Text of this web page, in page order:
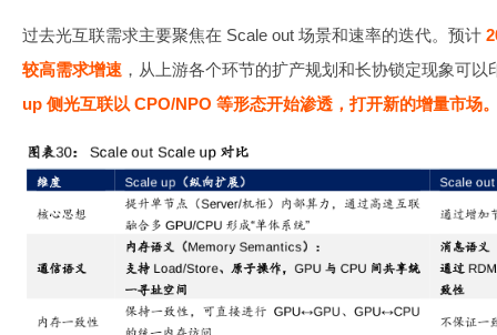
过去光互联需求主要聚焦在 Scale out 场景和速率的迭代。预计
较高需求增速 ，从上游各个环节的扩产规划和长协锁定现象可
up 侧光互联以 CPO/NPO 等形态开始渗透，打开新的增量市场